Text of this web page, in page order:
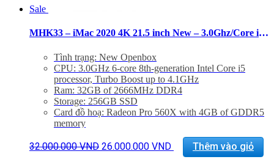
Sale
MHK33 – iMac 2020 4K 21.5 inch New – 3.0Ghz/Core i5/32GB/256GB/Pro 560X
Tình trạng: New Openbox
CPU: 3.0GHz 6-core 8th-generation Intel Core i5
processor, Turbo Boost up to 4.1GHz
Ram: 32GB of 2666MHz DDR4
Storage: 256GB SSD
Card đồ hoạ: Radeon Pro 560X with 4GB of GDDR5
memory
2304), 500 nits
Kết nối: 4x USB 3.0, 2 Thunderbolt 3, LAN, 1x
32.000.000VND Giá
gốc
26.000.000 VND Giá
hiện
Thêm vào giỏ